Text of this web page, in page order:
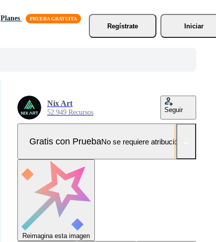
Planes
Regístrate
Iniciar
Nix Art
52.949 Recursos Seguir
Gratis con PruebaNo se requiere atribución!
Reimagina esta imagen